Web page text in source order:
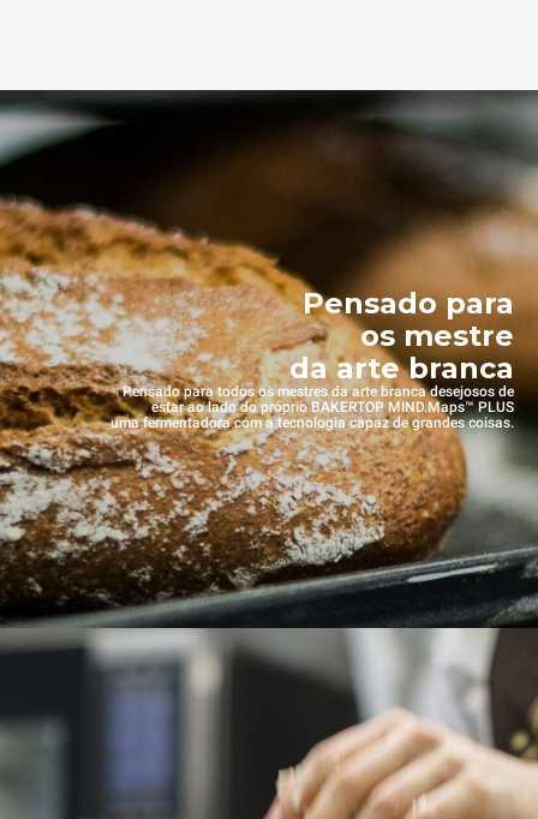
Pensado para
os mestre
da arte branca
Pensado para todos os mestres da arte branca desejosos de
estar ao lado do próprio BAKERTOP MIND.Maps™ PLUS
uma fermentadora com a tecnologia capaz de grandes coisas.